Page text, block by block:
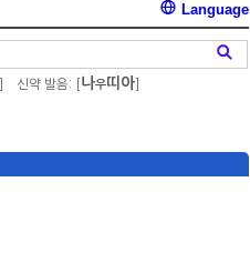
Language
신약 발음: [ 나우띠아]